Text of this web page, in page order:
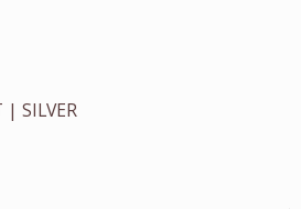
| SILVER